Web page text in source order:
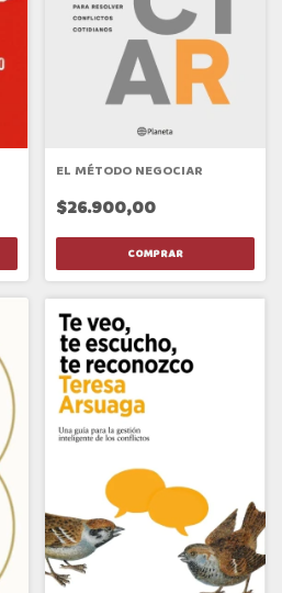
EL MÉTODO NEGOCIAR
$26.900,00